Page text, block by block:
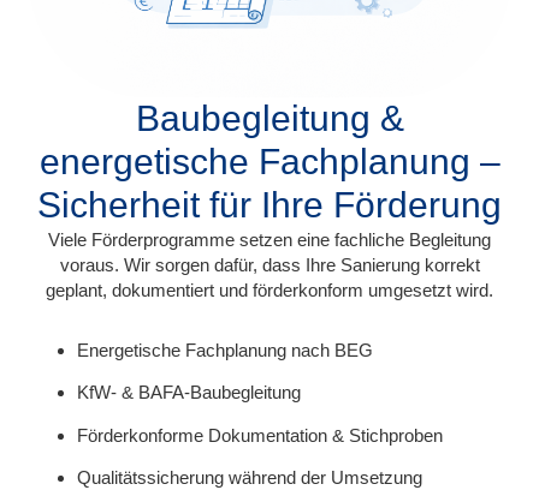
Baubegleitung &
energetische Fachplanung –
Sicherheit für Ihre Förderung
Viele Förderprogramme setzen eine fachliche Begleitung
voraus. Wir sorgen dafür, dass Ihre Sanierung korrekt
geplant, dokumentiert und förderkonform umgesetzt wird.
Energetische Fachplanung nach BEG
KfW- & BAFA-Baubegleitung
Förderkonforme Dokumentation & Stichproben
Qualitätssicherung während der Umsetzung